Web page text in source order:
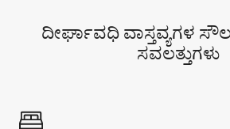
ದೀರ್ಘಾವಧಿ ವಾಸ್ತವ್ಯಗಳ
ಸವಲತ್ತುಗಳು